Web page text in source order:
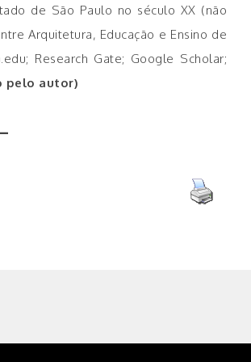
de São Paulo no século XX (não
Arquitetura, Educação e Ensino de
Research Gate; Google Scholar;
pelo autor)